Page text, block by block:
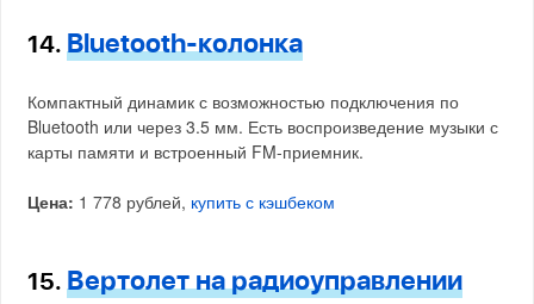
14.Bluetooth-колонка
Компактный динамик с возможностью подключения по
Bluetooth или через 3.5 мм. Есть воспроизведение музыки с
карты памяти и встроенный FM-приемник.
Цена: 1 778 рублей, купить с кэшбеком
15.Вертолет на радиоуправлении